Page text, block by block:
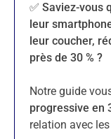
✅ Saviez-vous
leur
leur coucher,
près de 30 % ?
Notre guide
progressive en
relation avec